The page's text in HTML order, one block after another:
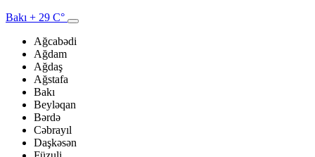
Bakı + 29 C°
Ağcabədi
Ağdam
Ağdaş
Ağstafa
Bakı
Beyləqan
Bərdə
Cəbrayıl
Daşkəsən